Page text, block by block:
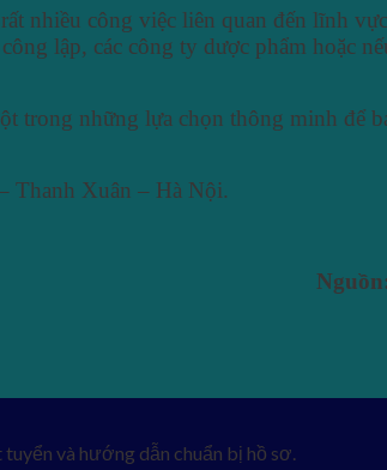
nhiều công việc liên quan đến lĩnh
lập, các công ty dược phẩm hoặc
những lựa chọn thông minh để
Thanh Xuân – Hà Nội.
và hướng dẫn chuẩn bị hồ sơ.